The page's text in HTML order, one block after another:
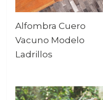
Alfombra Cuero
Vacuno Modelo
Ladrillos